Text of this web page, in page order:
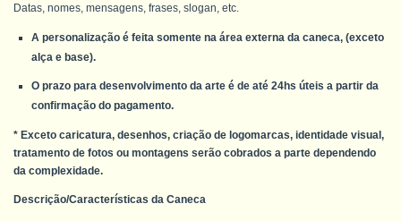
Datas, nomes, mensagens, frases, slogan, etc.
A personalização é feita somente na área externa da caneca, (exceto
alça e base).
O prazo para desenvolvimento da arte é de até 24hs úteis a partir da
confirmação do pagamento.
* Exceto caricatura, desenhos, criação de logomarcas, identidade visual,
tratamento de fotos ou montagens serão cobrados a parte dependendo
da complexidade.
Descrição/Características da Caneca